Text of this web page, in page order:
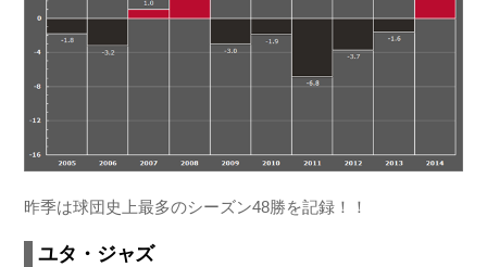
昨季は球団史上最多のシーズン48勝を記録！！
ユタ・ジャズ